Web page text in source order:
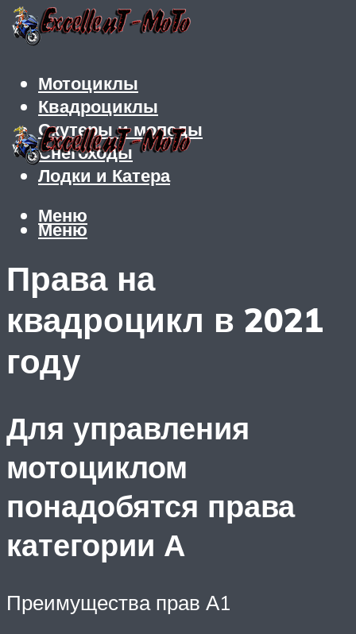
Мотоциклы
Квадроциклы
Скутеры и мопеды
Снегоходы
Лодки и Катера
Меню
Меню
Права на
квадроцикл в 2021
году
Для управления
мотоциклом
понадобятся права
категории А
Преимущества прав А1